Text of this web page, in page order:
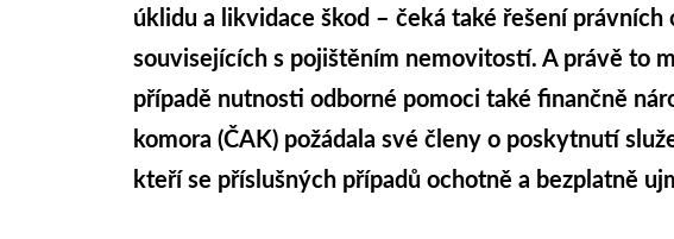
úklidu a likvidace škod – čeká také řešení právních
souvisejících s pojištěním nemovitostí. A právě to
případě nutnosti odborné pomoci také finančně
komora (ČAK) požádala své členy o poskytnutí
kteří se příslušných případů ochotně a bezplatně